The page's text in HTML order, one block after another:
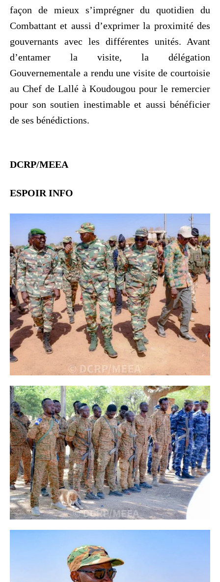
façon de mieux s’imprégner du quotidien du
Combattant et aussi d’exprimer la proximité des
gouvernants avec les différentes unités. Avant
d’entamer la visite, la délégation
Gouvernementale a rendu une visite de courtoisie
au Chef de Lallé à Koudougou pour le remercier
pour son soutien inestimable et aussi bénéficier
de ses bénédictions.
DCRP/MEEA
‎ESPOIR INFO